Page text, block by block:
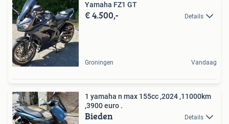
Yamaha FZ1 GT
€ 4.500,- Details
Groningen Vandaag
1 yamaha n max 155cc ,2024 ,11000km
,3900 euro .
Bieden Details